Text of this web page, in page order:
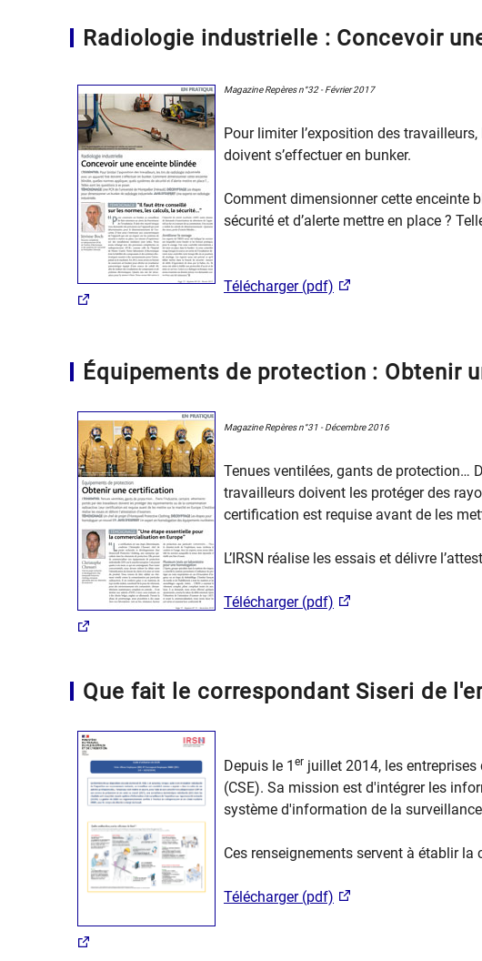
Radiologie industrielle : Concevoir
Magazine Repères n°32 - Février 2017
Pour limiter l’exposition des
doivent s’effectuer en bunker.
Comment dimensionner cette enceinte
sécurité et d’alerte mettre en place ?
Télécharger (pdf)
Équipements de protection : Obtenir
Magazine Repères n°31 - Décembre 2016
Tenues ventilées, gants de protection…
travailleurs doivent les protéger des
certification est requise avant de les
L’IRSN réalise les essais et délivre
Télécharger (pdf)
Que fait le correspondant Siseri de
Depuis le 1 er juillet 2014, les
(CSE). Sa mission est d'intégrer les
système d'information de la
Ces renseignements servent à établir
Télécharger (pdf)